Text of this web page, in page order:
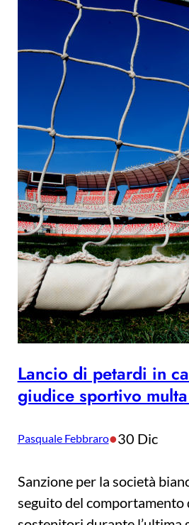
Lancio di petardi in
giudice sportivo
Pasquale Febbraro•30 Dic
Sanzione per la società
seguito del comportamento